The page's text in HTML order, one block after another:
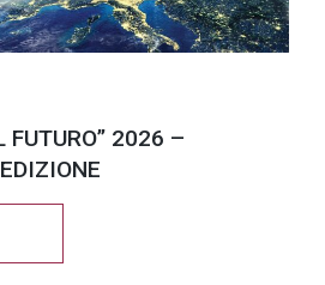
FUTURO” 2026 –